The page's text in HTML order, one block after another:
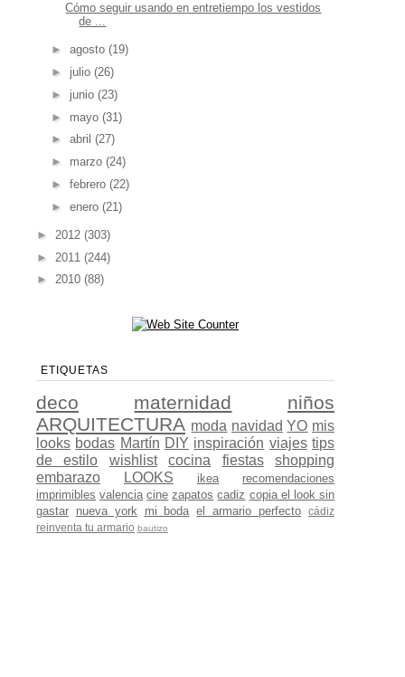
Cómo seguir usando en entretiempo los vestidos
de ...
► agosto (19)
► julio (26)
► junio (23)
► mayo (31)
► abril (27)
► marzo (24)
► febrero (22)
► enero (21)
► 2012 (303)
► 2011 (244)
► 2010 (88)
ETIQUETAS
deco maternidad
niños
ARQUITECTURA moda navidad YO mis
looks bodas Martín DIY inspiración viajes tips
de estilo
wishlist cocina fiestas
shopping
embarazo
LOOKS ikea
recomendaciones
imprimibles valencia cine zapatos cadiz copia el look sin
gastar nueva york mi boda el armario perfecto
cádiz
reinventa tu armario bautizo